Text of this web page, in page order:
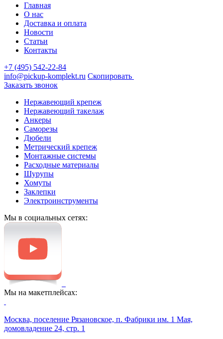
Главная
О нас
Доставка и оплата
Новости
Статьи
Контакты
+7 (495) 542-22-84
info@pickup-komplekt.ru Скопировать
Заказать звонок
Нержавеющий крепеж
Нержавеющий такелаж
Анкеры
Саморезы
Дюбели
Метрический крепеж
Монтажные системы
Расходные материалы
Шурупы
Хомуты
Заклепки
Электроинструменты
Мы в социальных сетях:
Мы на макетплейсах:
Москва, поселение Рязановское, п. Фабрики им. 1 Мая,
домовладение 24, стр. 1